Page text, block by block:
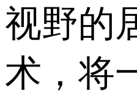
视野的
术，将